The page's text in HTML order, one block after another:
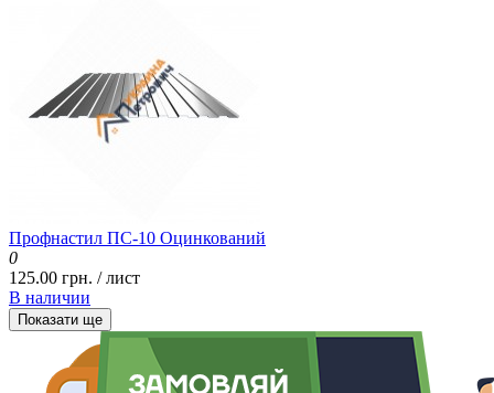
Профнастил ПС-10 Оцинкований
0
125.00 грн. / лист
В наличии
Показати ще